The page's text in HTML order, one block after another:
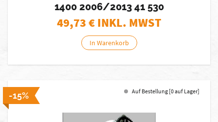
1400 2006/2013 41 530
49,73€ INKL. MWST
In Warenkorb
-15% Auf Bestellung [0 auf Lager]